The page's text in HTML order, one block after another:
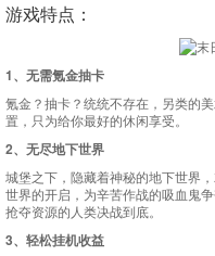
游戏特点：
1、无需氪金抽卡
氪金？抽卡？统统不存在，另类的
置，只为给你最好的休闲享受。
2、无尽地下世界
城堡之下，隐藏着神秘的地下世界
世界的开启，为辛苦作战的吸血鬼
抢夺资源的人类决战到底。
3、轻松挂机收益